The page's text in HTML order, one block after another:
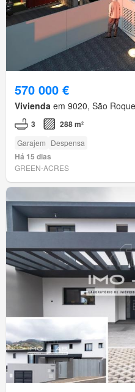
570 000 €
Vivienda em 9020, São
3 288 m²
Garajem Despensa
Há 15 dias
GREEN-ACRES